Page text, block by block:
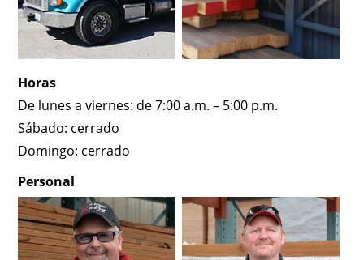
Horas
De lunes a viernes: de 7:00 a.m. – 5:00 p.m.
Sábado: cerrado
Domingo: cerrado
Personal